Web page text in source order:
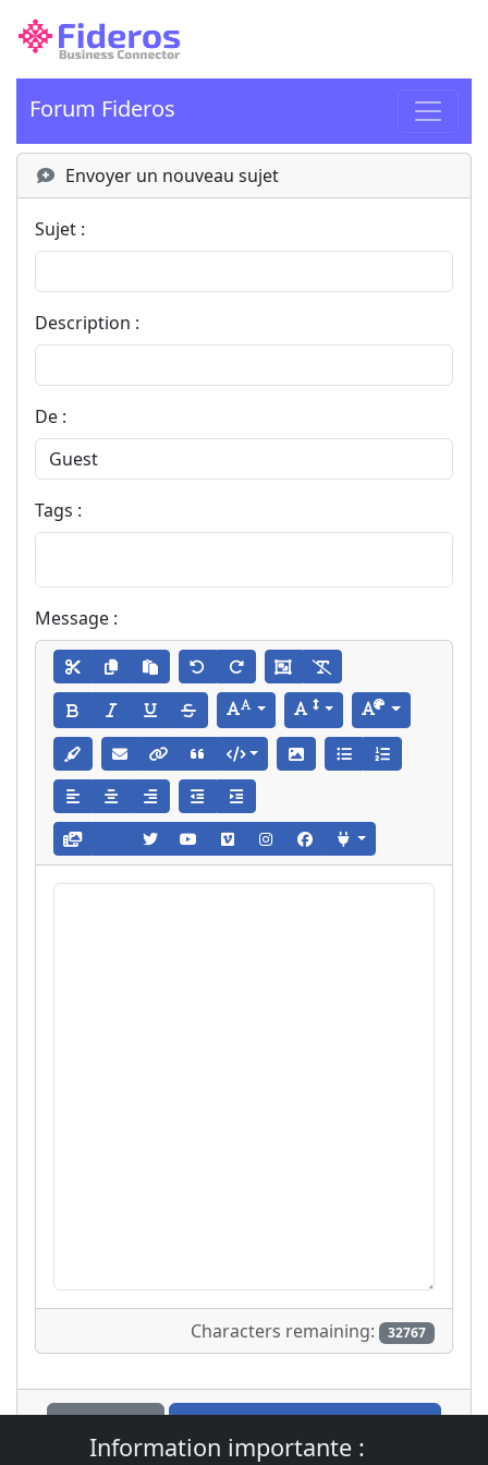
Forum Fideros
Envoyer un nouveau sujet
Sujet :
Description :
De :
Tags :
Message :
Characters remaining: 32767
Information importante :